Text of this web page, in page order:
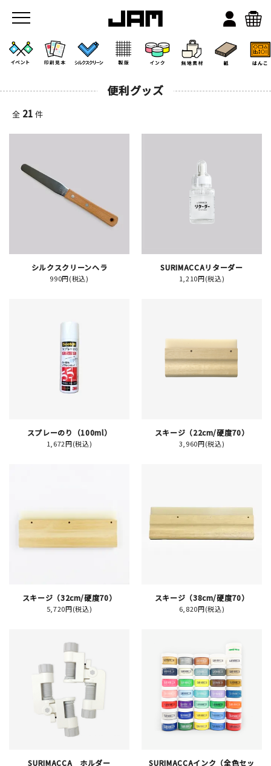
お店/ワークスペース
シルクスクリーン
文房具
おすすめ特集
読みもの
イベント・ワークショップ
便利グッズ
全 21 件
シルクスクリーンヘラ
990円(税込)
SURIMACCAリターダー
1,210円(税込)
スプレーのり（100ml）
1,672円(税込)
スキージ（22cm/硬度70）
3,960円(税込)
スキージ（32cm/硬度70）
5,720円(税込)
スキージ（38cm/硬度70）
6,820円(税込)
SURIMACCA ホルダー
SURIMACCAインク（全色セッ